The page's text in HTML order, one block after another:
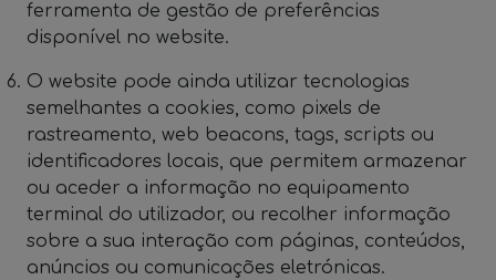
ferramenta de gestão de preferências
disponível no website.
O website pode ainda utilizar tecnologias
semelhantes a cookies, como pixels de
rastreamento, web beacons, tags, scripts ou
identificadores locais, que permitem armazenar
ou aceder a informação no equipamento
terminal do utilizador, ou recolher informação
sobre a sua interação com páginas, conteúdos,
anúncios ou comunicações eletrónicas.